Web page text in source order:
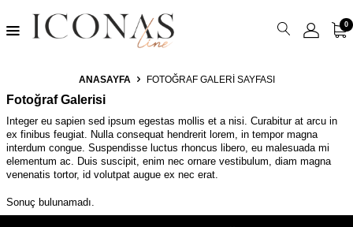
0
ANASAYFA FOTOĞRAF GALERI SAYFASI
Fotoğraf Galerisi
Integer eu sapien sed ipsum egestas mollis et a nisi. Curabitur at arcu in
ex finibus feugiat. Nulla consequat hendrerit lorem, in tempor magna
interdum congue. Suspendisse luctus rhoncus libero, eu malesuada mi
elementum ac. Duis suscipit, enim nec ornare vestibulum, diam magna
venenatis tortor, id volutpat augue ex nec erat.
Sonuç bulunamadı.